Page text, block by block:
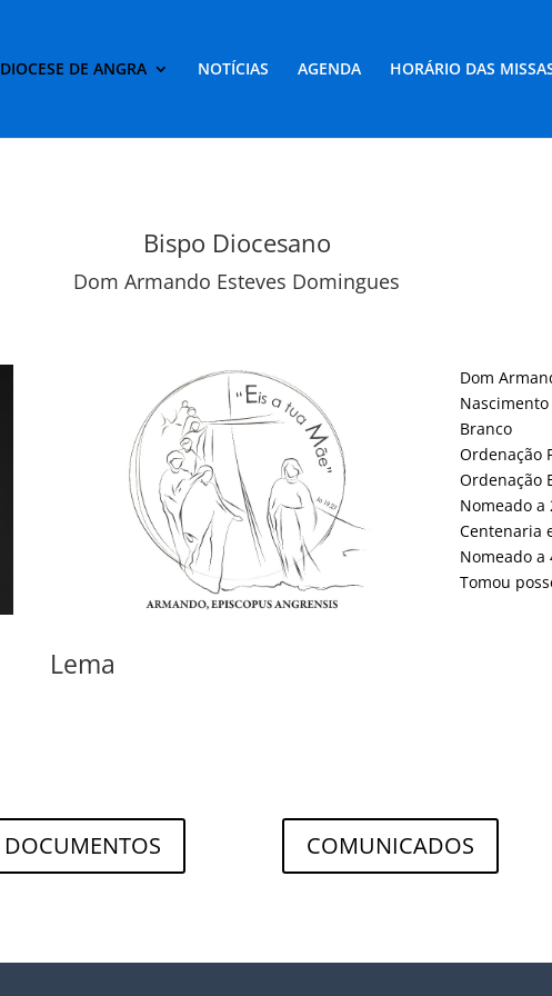
DIOCESE DE ANGRA NOTÍCIAS AGENDA HORÁRIO DAS
Bispo Diocesano
Dom Armando Esteves Domingues
Lema
Dom
Branco
Ordenação
Ordenação
Nomeado a
Centenaria
Nomeado a
Tomou
DOCUMENTOS COMUNICADOS